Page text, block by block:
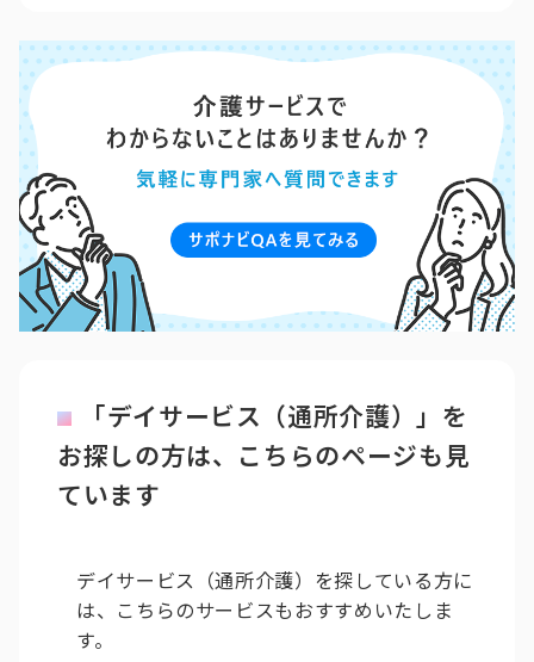
「デイサービス（通所介護）」を
お探しの方は、こちらのページも見
ています
デイサービス（通所介護）を探している方に
は、こちらのサービスもおすすめいたしま
す。